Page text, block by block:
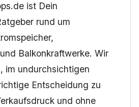
ist Dein
rund um
Balkonkraftwerke. Wir
im undurchsichtigen
Entscheidung zu
und ohne